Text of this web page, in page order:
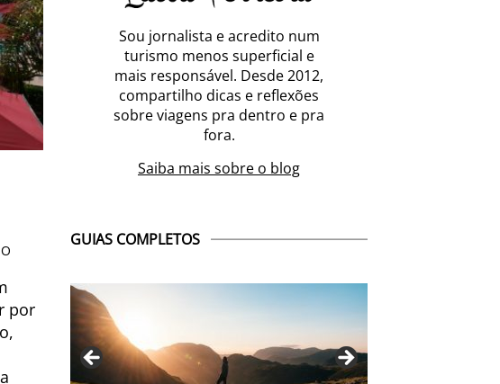
por
Sou jornalista e acredito num
turismo menos superficial e
mais responsável. Desde 2012,
compartilho dicas e reflexões
sobre viagens pra dentro e pra
fora.
Saiba mais sobre o blog
GUIAS COMPLETOS